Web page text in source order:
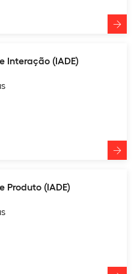
Interação (IADE)
Produto (IADE)